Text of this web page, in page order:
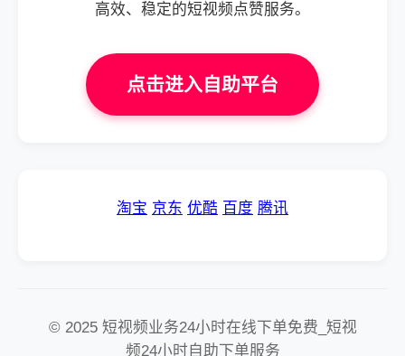
高效、稳定的短视频点赞服务。
点击进入自助平台
淘宝 京东 优酷 百度 腾讯
© 2025 短视频业务24小时在线下单免费_短视
频24小时自助下单服务